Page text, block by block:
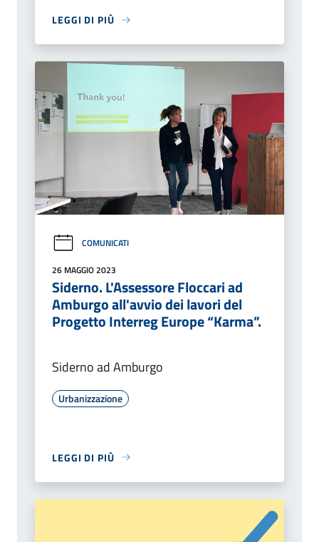
LEGGI DI PIÙ
COMUNICATI
26 MAGGIO 2023
Siderno. L'Assessore Floccari ad
Amburgo all'avvio dei lavori del
Progetto Interreg Europe “Karma”.
Siderno ad Amburgo
Urbanizzazione
LEGGI DI PIÙ